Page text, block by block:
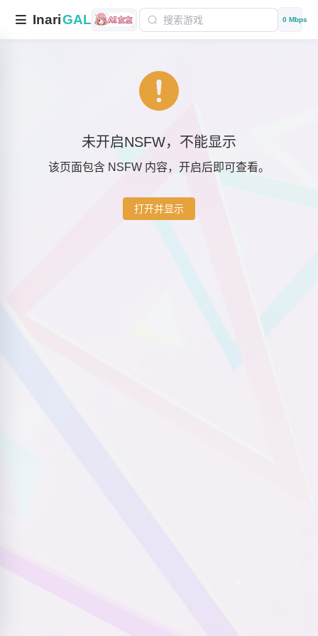
InariGAL 0 Mbps
未开启NSFW，不能显示
该页面包含 NSFW 内容，开启后即可查看。
打开并显示